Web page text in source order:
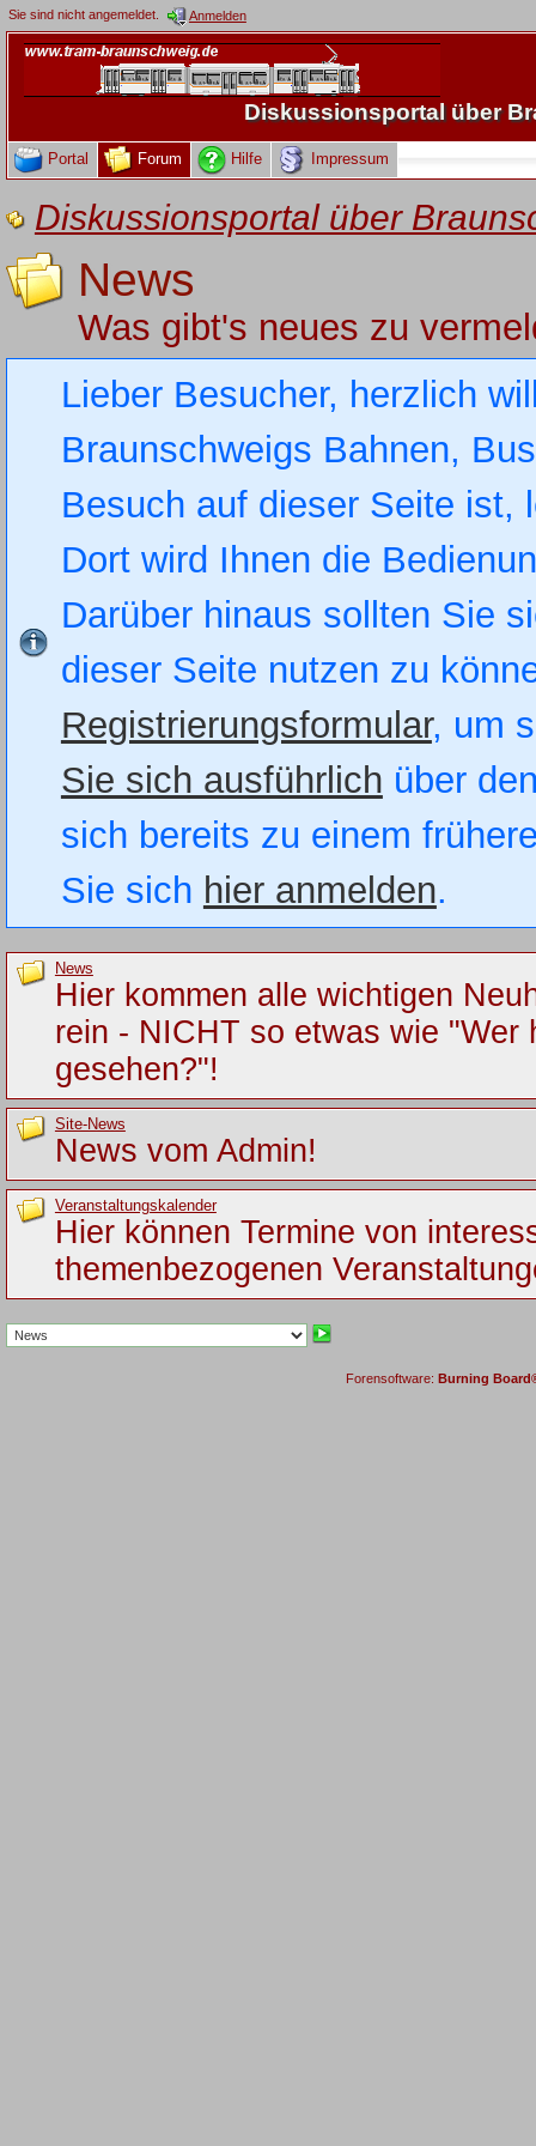
Sie sind nicht angemeldet. Anmelden
Diskussionsportal über
Portal Forum Hilfe Impressum
Diskussionsportal über
News
Was gibt's neues zu
Lieber Besucher, herzlich
Braunschweigs Bahnen,
Besuch auf dieser Seite
Dort wird Ihnen die
Darüber hinaus sollten Sie
dieser Seite nutzen zu
Registrierungsformular, um
Sie sich ausführlich über
sich bereits zu einem
Sie sich hier anmelden.
News
Hier kommen alle wichtigen
rein - NICHT so etwas wie "Wer
gesehen?"!
Site-News
News vom Admin!
Veranstaltungskalender
Hier können Termine von
themenbezogenen
Forensoftware: Burning